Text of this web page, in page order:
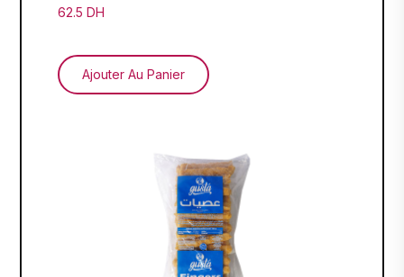
62.5 DH
Ajouter Au Panier